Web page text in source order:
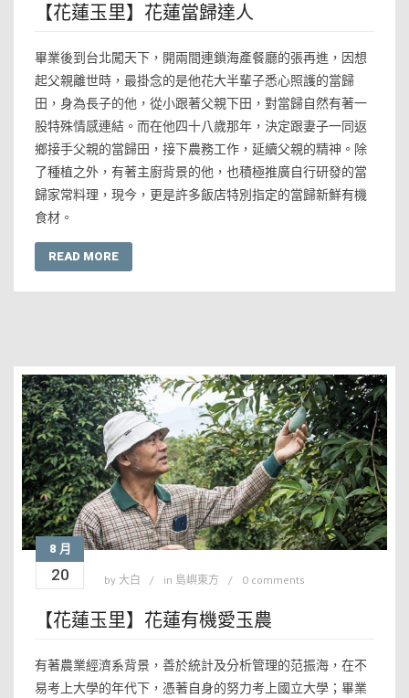
【花蓮玉里】花蓮當歸達人
畢業後到台北闖天下，開兩間連鎖海產餐廳的張再進，因想
起父親離世時，最掛念的是他花大半輩子悉心照護的當歸
田，身為長子的他，從小跟著父親下田，對當歸自然有著一
股特殊情感連結。而在他四十八歲那年，決定跟妻子一同返
鄉接手父親的當歸田，接下農務工作，延續父親的精神。除
了種植之外，有著主廚背景的他，也積極推廣自行研發的當
歸家常料理，現今，更是許多飯店特別指定的當歸新鮮有機
食材。
READ MORE
8 月
20 by 大白 in 島嶼東方 0 comments
【花蓮玉里】花蓮有機愛玉農
有著農業經濟系背景，善於統計及分析管理的范振海，在不
易考上大學的年代下，憑著自身的努力考上國立大學；畢業